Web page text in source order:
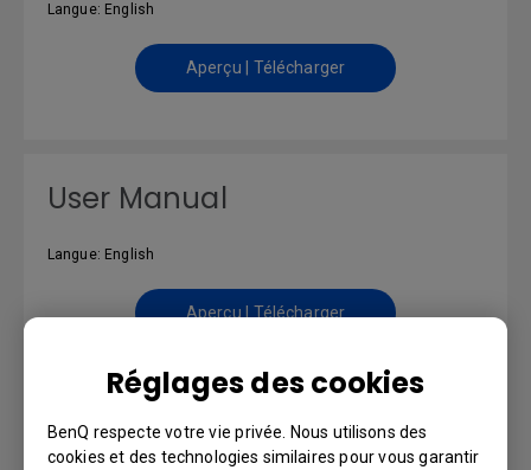
Réglages des cookies
BenQ respecte votre vie privée. Nous utilisons des
cookies et des technologies similaires pour vous garantir
Langue: English
Aperçu | Télécharger
User Manual
Langue: English
Aperçu | Télécharger
Manuel d'utilisation